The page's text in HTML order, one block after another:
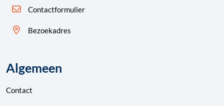
Contactformulier
Bezoekadres
Algemeen
Contact